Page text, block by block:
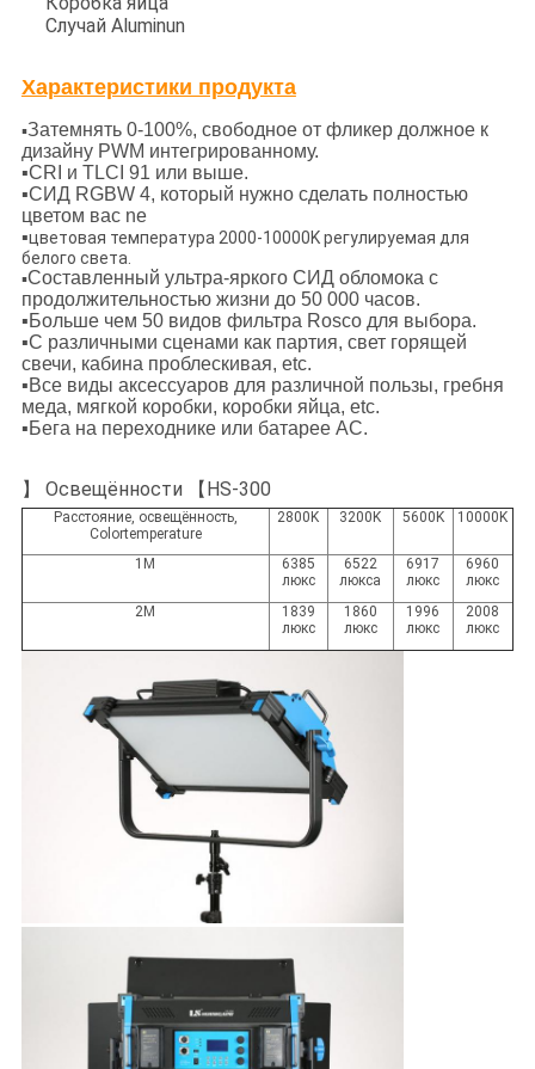
Случай Aluminun
Характеристики продукта
▪Затемнять 0-100%, свободное от фликер должное к
дизайну PWM интегрированному.
▪CRI и TLCI 91 или выше.
▪СИД RGBW 4, который нужно сделать полностью
цветом вас ne
▪цветовая температура 2000-10000K регулируемая для
белого света.
▪Составленный ультра-яркого СИД обломока с
продолжительностью жизни до 50 000 часов.
▪Больше чем 50 видов фильтра Rosco для выбора.
▪С различными сценами как партия, свет горящей
свечи, кабина проблескивая, etc.
▪Все виды аксессуаров для различной пользы, гребня
меда, мягкой коробки, коробки яйца, etc.
▪Бега на переходнике или батарее AC.
】 Освещённости 【HS-300
Расстояние, освещённость,
Colortemperature
2800K 3200K 5600K 10000K
1M
6385
люкс
6522
люкса
6917
люкс
6960
люкс
2M
1839
люкс
1860
люкс
1996
люкс
2008
люкс